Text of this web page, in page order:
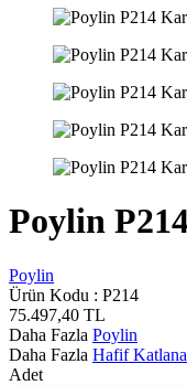
Poylin
Poylin
Ürün Kodu : P214
75.497,40 TL
Daha Fazla Poylin
Daha Fazla Hafif
Adet